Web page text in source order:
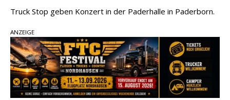
Truck Stop geben Konzert in der Paderhalle in Paderborn.
ANZEIGE